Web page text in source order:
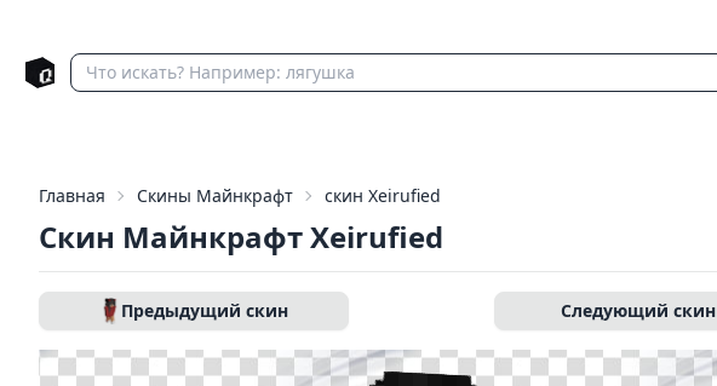
Главная Скины Майнкрафт скин Xeirufied
Скин Майнкрафт Xeirufied
Предыдущий скин Следующий скин